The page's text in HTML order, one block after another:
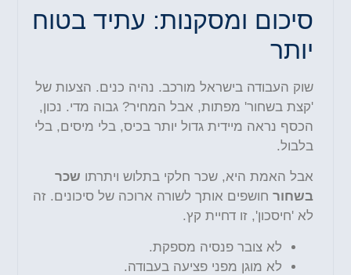
סיכום ומסקנות: עתיד בטוח
יותר
שוק העבודה בישראל מורכב. נהיה כנים. הצעות של
'קצת בשחור' מפתות, אבל המחיר? גבוה מדי. נכון,
הכסף נראה מיידית גדול יותר בכיס, בלי מיסים, בלי
בלבול.
אבל האמת היא, שכר חלקי בתלוש ויתרתושכר
בשחורחושפים אותך לשורה ארוכה של סיכונים. זה
לא 'חיסכון', זו דחיית קץ.
לא צובר פנסיה מספקת.
לא מוגן מפני פציעה בעבודה.